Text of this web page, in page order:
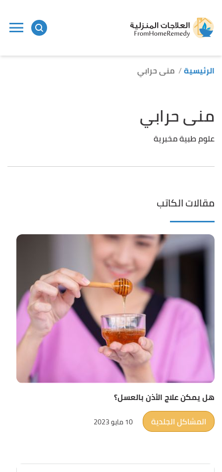
الرئيسية منى حرابي
منى حرابي
علوم طبية مخبرية
مقالات الكاتب
هل يمكن علاج الأذن بالعسل؟
المشاكل الجلدية
10 مايو 2023